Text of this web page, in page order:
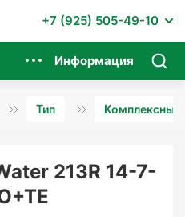
+7 (925) 505-49-10
Информация
Тип Комплексные
213R 14-7-